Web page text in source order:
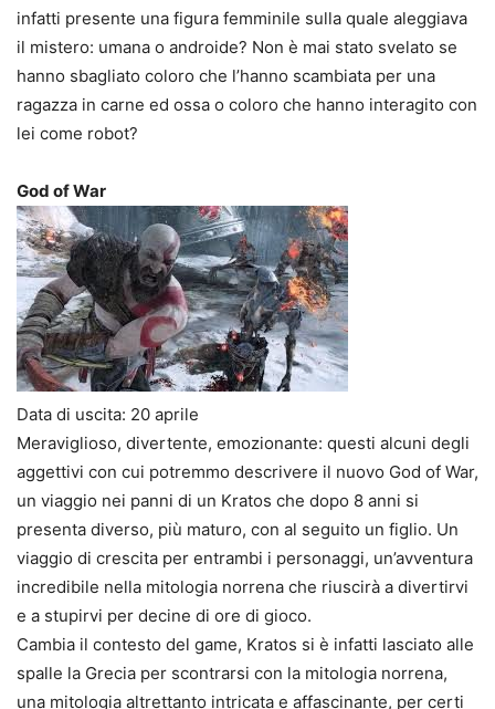
infatti presente una figura femminile sulla quale aleggiava
il mistero: umana o androide? Non è mai stato svelato se
hanno sbagliato coloro che l’hanno scambiata per una
ragazza in carne ed ossa o coloro che hanno interagito con
lei come robot?
God of War
Data di uscita: 20 aprile
Meraviglioso, divertente, emozionante: questi alcuni degli
aggettivi con cui potremmo descrivere il nuovo God of War,
un viaggio nei panni di un Kratos che dopo 8 anni si
presenta diverso, più maturo, con al seguito un figlio. Un
viaggio di crescita per entrambi i personaggi, un’avventura
incredibile nella mitologia norrena che riuscirà a divertirvi
e a stupirvi per decine di ore di gioco.
Cambia il contesto del game, Kratos si è infatti lasciato alle
spalle la Grecia per scontrarsi con la mitologia norrena,
una mitologia altrettanto intricata e affascinante, per certi